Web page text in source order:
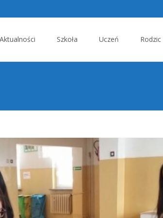
Aktualności Szkoła Uczeń Rodzic